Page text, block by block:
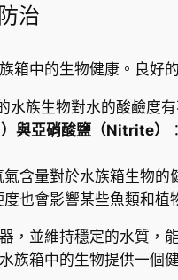
治
箱中的生物健康。良好
水族生物對水的酸鹼度
與亞硝酸鹽（Nitrite）
氣含量對於水族箱生物
度也會影響某些魚類和
，並維持穩定的水質，
族箱中的生物提供一個